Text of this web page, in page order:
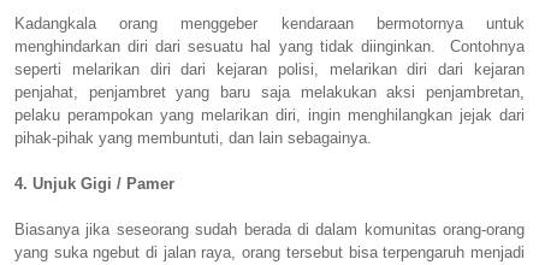
Kadangkala orang menggeber kendaraan bermotornya untuk
menghindarkan diri dari sesuatu hal yang tidak diinginkan. Contohnya
seperti melarikan diri dari kejaran polisi, melarikan diri dari kejaran
penjahat, penjambret yang baru saja melakukan aksi penjambretan,
pelaku perampokan yang melarikan diri, ingin menghilangkan jejak dari
pihak-pihak yang membuntuti, dan lain sebagainya.
4. Unjuk Gigi / Pamer
Biasanya jika seseorang sudah berada di dalam komunitas orang-orang
yang suka ngebut di jalan raya, orang tersebut bisa terpengaruh menjadi